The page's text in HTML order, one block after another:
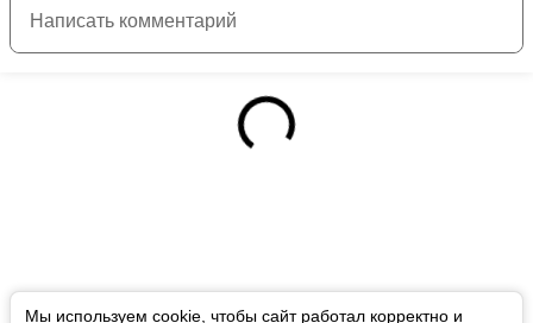
Мы используем cookie, чтобы сайт работал корректно и